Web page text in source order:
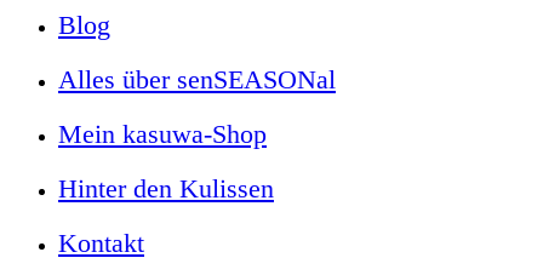
Blog
Alles über senSEASONal
Mein kasuwa-Shop
Hinter den Kulissen
Kontakt